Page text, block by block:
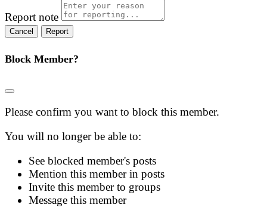
Report note
Report
Block Member?
Please confirm you want to block this member.
You will no longer be able to:
See blocked member's posts
Mention this member in posts
Invite this member to groups
Message this member